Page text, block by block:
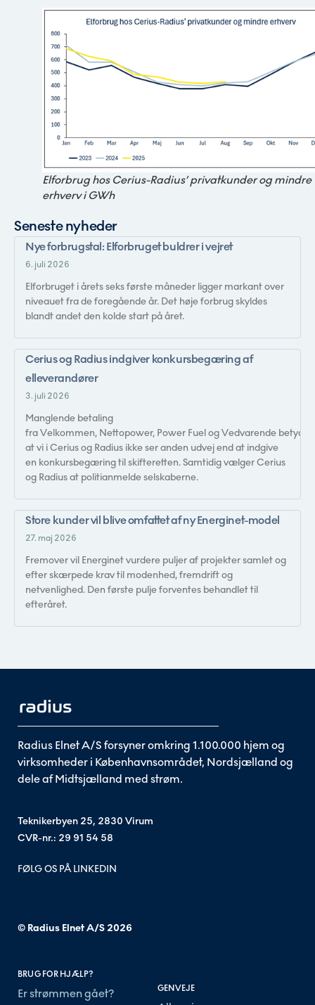
Elforbrug hos Cerius-Radius’ privatkunder og mindre
erhverv i GWh
Seneste nyheder
Nye forbrugstal: Elforbruget buldrer i vejret
6. juli 2026
Elforbruget i årets seks første måneder ligger markant over
niveauet fra de foregående år. Det høje forbrug skyldes
blandt andet den kolde start på året.
Cerius og Radius indgiver konkursbegæring af
elleverandører
3. juli 2026
Manglende betaling
fra Velkommen, Nettopower, Power Fuel og Vedvarende betyder,
at vi i Cerius og Radius ikke ser anden udvej end at indgive
en konkursbegæring til skifteretten. Samtidig vælger Cerius
og Radius at politianmelde selskaberne.
Store kunder vil blive omfattet af ny Energinet-model
27. maj 2026
Fremover vil Energinet vurdere puljer af projekter samlet og
efter skærpede krav til modenhed, fremdrift og
netvenlighed. Den første pulje forventes behandlet til
efteråret.
Radius Elnet A/S forsyner omkring 1.100.000 hjem og
virksomheder i Københavnsområdet, Nordsjælland og
dele af Midtsjælland med strøm.
Teknikerbyen 25, 2830 Virum
CVR-nr.: 29 91 54 58
FØLG OS PÅ LINKEDIN
© Radius Elnet A/S 2026
BRUG FOR HJÆLP?
Er strømmen gået?
GENVEJE